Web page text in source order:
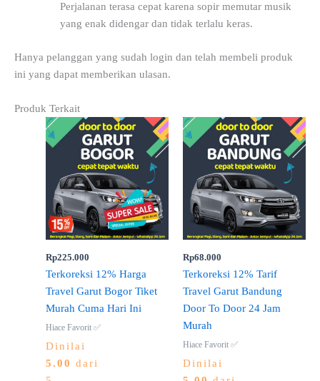
Perjalanan terasa cepat karena sopir memutar musik
yang enak didengar dan tidak terlalu keras.
Hanya pelanggan yang sudah login dan telah membeli produk
ini yang dapat memberikan ulasan.
Produk Terkait
Rp225.000
Terkoreksi 12% Harga
Travel Garut Bogor Tiket
Murah Cuma Hari Ini
Hiace Favorit ✅
Dinilai
5.00 dari
Rp68.000
Terkoreksi 12% Tarif
Travel Garut Bandung
Door To Door 24 Jam
Murah
Hiace Favorit ✅
Dinilai